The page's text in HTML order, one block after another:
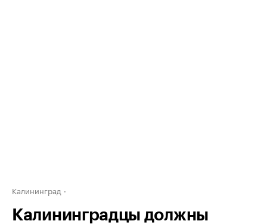
Калининград
Калининградцы должны